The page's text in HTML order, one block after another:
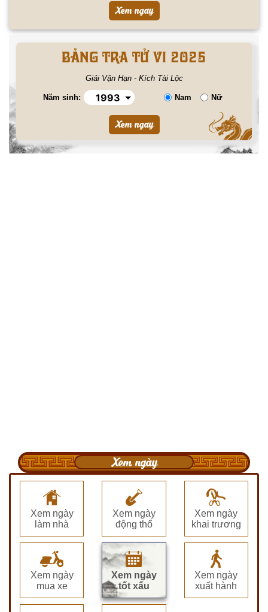
BẢNG TRA TỬ VI 2025
Giải Vận Hạn - Kích Tài Lộc
Năm sinh: Nam Nữ
Xem ngày
Xem ngày
làm nhà
Xem ngày
động thổ
Xem ngày
khai trương
Xem ngày
mua xe
Xem ngày
tốt xấu
Xem ngày
xuất hành